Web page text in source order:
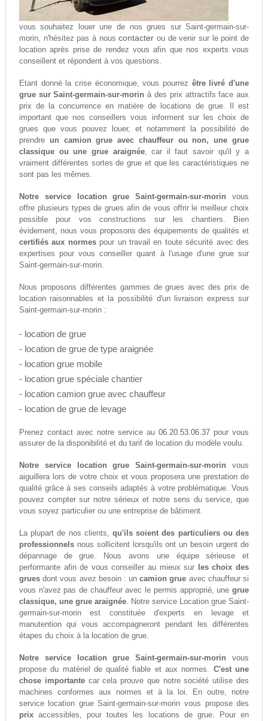
vous souhaitez louer une de nos grues sur Saint-germain-sur-
morin, n'hésitez pas à nouscontacter ou de venir sur le point de
location après prise de rendez vous afin que nos experts vous
conseillent et répondent à vos questions.
Etant donné la crise économique, vous pourrez être livré d'une
grue sur Saint-germain-sur-morin à des prix attractifs face aux
prix de la concurrence en matière de locations de grue. Il est
important que nos conseillers vous informent sur les choix de
grues que vous pouvez louer, et notamment la possibilité de
prendre un camion grue avec chauffeur ou non, une grue
classique ou une grue araignée, car il faut savoir qu'il y a
vraiment différentes sortes de grue et que les caractéristiques ne
sont pas les mêmes.
Notre service location grue Saint-germain-sur-morin vous
offre plusieurs types de grues afin de vous offrir le meilleur choix
possible pour vos constructions sur les chantiers. Bien
évidement, nous vous proposons des équipements de qualités et
certifiés aux normespour un travail en toute sécurité avec des
expertises pour vous conseiller quant à l'usage d'une grue sur
Saint-germain-sur-morin.
Nous proposons différentes gammes de grues avec des prix de
location raisonnables et la possibilité d'un livraison express sur
Saint-germain-sur-morin :
- location de grue
- location de grue de type araignée
- location grue mobile
- location grue spéciale chantier
- location camion grue avec chauffeur
- location de grue de levage
Prenez contact avec notre service au06.20.53.06.37 pour vous
assurer de la disponibilité et du tarif de location du modèle voulu.
Notre service location grue Saint-germain-sur-morin vous
aiguillera lors de votre choix et vous proposera une prestation de
qualité grâce à ses conseils adaptés à votre problématique. Vous
pouvez compter sur notre sérieux et notre sens du service, que
vous soyez particulier ou une entreprise de bâtiment.
La plupart de nos clients, qu'ils soient des particuliers ou des
professionnelsnous sollicitent lorsqu'ils ont un besoin urgent de
dépannage de grue. Nous avons une équipe sérieuse et
performante afin de vous conseiller au mieux sur
les choix des
gruesdont vous avez besoin : uncamion grue avec chauffeur si
vous n'avez pas de chauffeur avec le permis approprié, unegrue
classique, une grue araignée. Notre service Location grue Saint-
germain-sur-morin est constituée d'experts en levage et
manutention qui vous accompagneront pendant les différentes
étapes du choix à la location de grue.
Notre service location grue Saint-germain-sur-morin vous
propose du matériel de qualité fiable et aux normes. C'est une
chose importantecar cela prouve que notre société utilise des
machines conformes aux normes et à la loi. En outre, notre
service location grue Saint-germain-sur-morin vous propose des
prixaccessibles, pour toutes les locations de grue. Pour en